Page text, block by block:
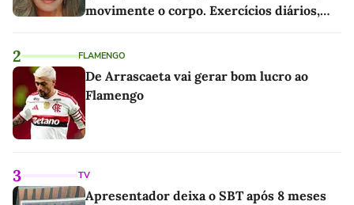
movimente o corpo. Exercícios diários,
2 FLAMENGO
De Arrascaeta vai gerar bom lucro ao
Flamengo
3 TV
Apresentador deixa o SBT após 8 meses